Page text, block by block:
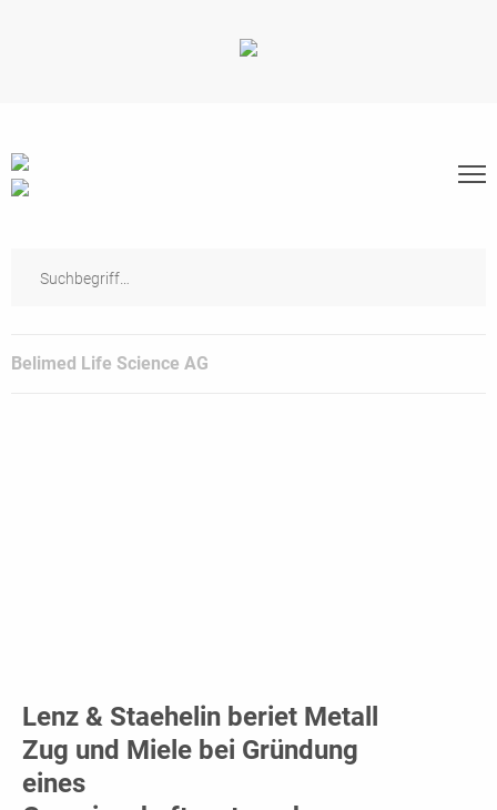
Belimed Life Science AG
Lenz & Staehelin beriet Metall
Zug und Miele bei Gründung
eines